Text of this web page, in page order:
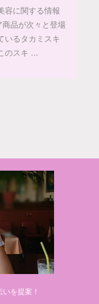
容に関する情報
品が次々と登場
いるタカミスキ
のスキ ...
を提案！